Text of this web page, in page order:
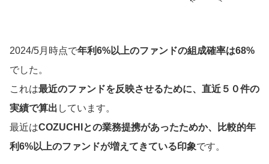
2024/5月時点で年利6%以上のファンドの組成確率は68%
でした。
これは最近のファンドを反映させるために、直近５０件の
実績で算出 しています。
最近はCOZUCHIとの業務提携があったためか、比較的年
利6%以上のファンドが増えてきている印象です。